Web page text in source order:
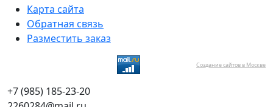
Карта сайта
Обратная связь
Разместить заказ
Создание сайтов в Москве
+7 (985) 185-23-20